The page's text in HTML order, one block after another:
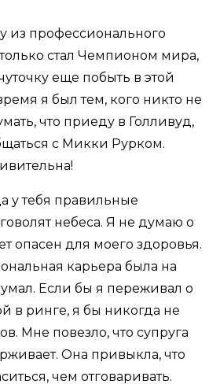
из профессионального
только стал Чемпионом мира,
еще побыть в этой
я был тем, кого никто не
что приеду в Голливуд,
с Микки Рурком.
у тебя правильные
небеса. Я не думаю о
опасен для моего здоровья.
карьера была на
Если бы я переживал о
в ринге, я бы никогда не
Мне повезло, что супруга
Она привыкла, что
чем отговаривать.